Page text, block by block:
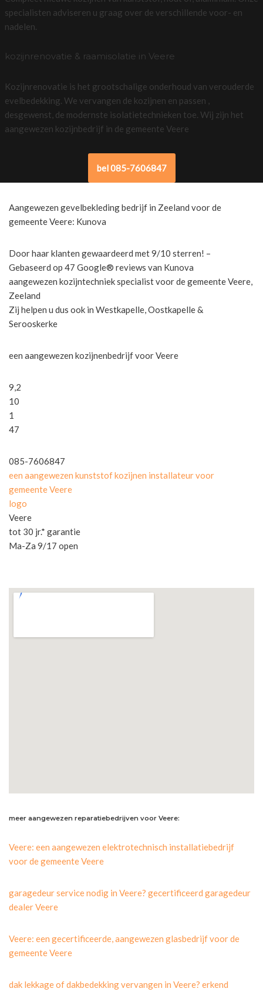
specialisten adviseren u graag over de verschillende voor- en
nadelen.
kozijnrenovatie & raamisolatie in Veere
Kozijnrenovatie is het grootschalige onderhoud van verouderde
evelbedekking. We vervangen de kozijnen en passen ,
desgewenst, de modernste isolatietechnieken toe. Wij zijn het
aangewezen kozijnbedrijf in de gemeente Veere
bel 085-7606847
Aangewezen gevelbekleding bedrijf in Zeeland voor de
gemeente Veere: Kunova
Door haar klanten gewaardeerd met 9/10 sterren! –
Gebaseerd op 47 Google® reviews van Kunova
aangewezen kozijntechniek specialist voor de gemeente Veere,
Zeeland
Zij helpen u dus ook in Westkapelle, Oostkapelle &
Serooskerke
een aangewezen kozijnenbedrijf voor Veere
9,2
10
1
47
085-7606847
een aangewezen kunststof kozijnen installateur voor
gemeente Veere
logo
Veere
tot 30 jr.* garantie
Ma-Za 9/17 open
meer aangewezen reparatiebedrijven voor Veere:
Veere: een aangewezen elektrotechnisch installatiebedrijf
voor de gemeente Veere
garagedeur service nodig in Veere? gecertificeerd garagedeur
dealer Veere
Veere: een gecertificeerde, aangewezen glasbedrijf voor de
gemeente Veere
dak lekkage of dakbedekking vervangen in Veere? erkend